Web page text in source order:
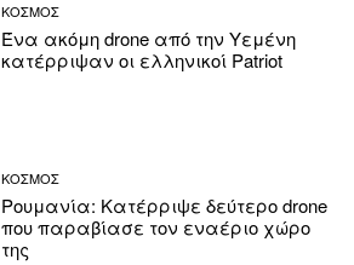
ΚΟΣΜΟΣ
Ένα ακόμη drone από την Υεμένη
κατέρριψαν οι ελληνικοί Patriot
ΚΟΣΜΟΣ
Ρουμανία: Κατέρριψε δεύτερο drone
που παραβίασε τον εναέριο χώρο
της